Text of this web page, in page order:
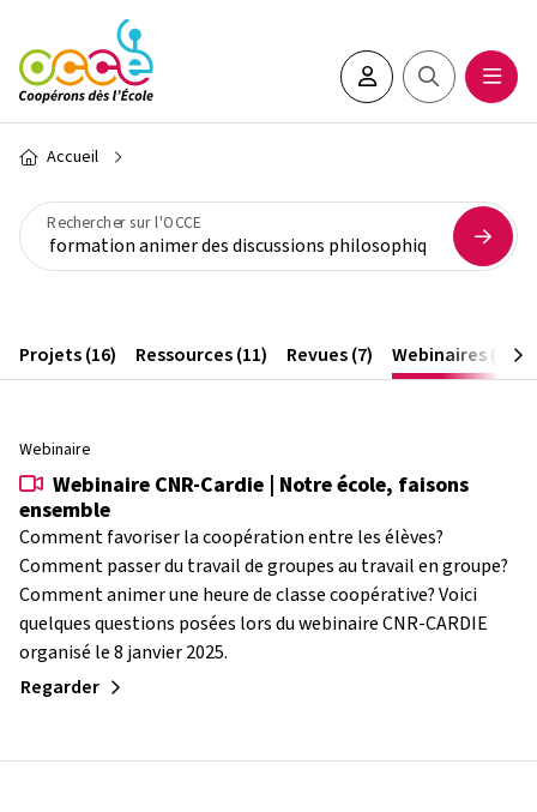
Aller au contenu principal
Espace adhérent•e
Rechercher
Fil d'Ariane
Accueil
Rechercher sur l'OCCE
Projets (16) Ressources (11) Revues (7) Webinaires (1)
Webinaire
Webinaire CNR-Cardie | Notre école, faisons
ensemble
Comment favoriser la coopération entre les élèves?
Comment passer du travail de groupes au travail en groupe?
Comment animer une heure de classe coopérative? Voici
quelques questions posées lors du webinaire CNR-CARDIE
organisé le 8 janvier 2025.
Regarder